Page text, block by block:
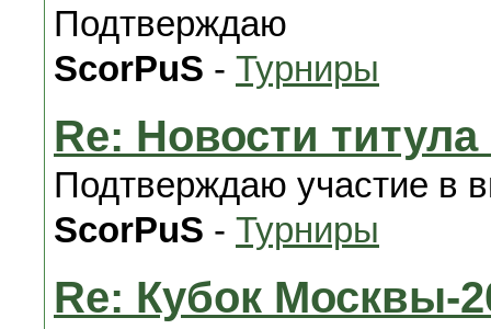
Подтверждаю
ScorPuS - Турниры
Re: Новости
Подтверждаю участие в
ScorPuS - Турниры
Re: Кубок Москвы-